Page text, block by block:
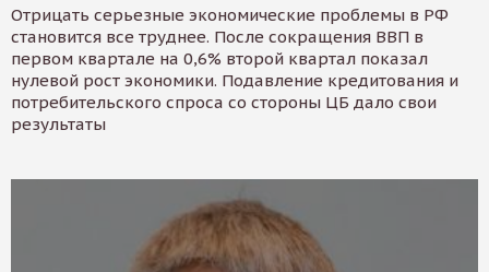
Отрицать серьезные экономические проблемы в РФ
становится все труднее. После сокращения ВВП в
первом квартале на 0,6% второй квартал показал
нулевой рост экономики. Подавление кредитования и
потребительского спроса со стороны ЦБ дало свои
результаты